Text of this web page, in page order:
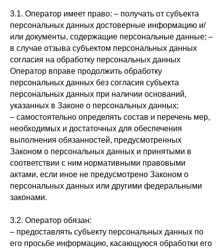
3.1. Оператор имеет право: – получать от субъекта
персональных данных достоверные информацию и/
или документы, содержащие персональные данные; –
в случае отзыва субъектом персональных данных
согласия на обработку персональных данных
Оператор вправе продолжить обработку
персональных данных без согласия субъекта
персональных данных при наличии оснований,
указанных в Законе о персональных данных;
– самостоятельно определять состав и перечень мер,
необходимых и достаточных для обеспечения
выполнения обязанностей, предусмотренных
Законом о персональных данных и принятыми в
соответствии с ним нормативными правовыми
актами, если иное не предусмотрено Законом о
персональных данных или другими федеральными
законами.
3.2. Оператор обязан:
– предоставлять субъекту персональных данных по
его просьбе информацию, касающуюся обработки его